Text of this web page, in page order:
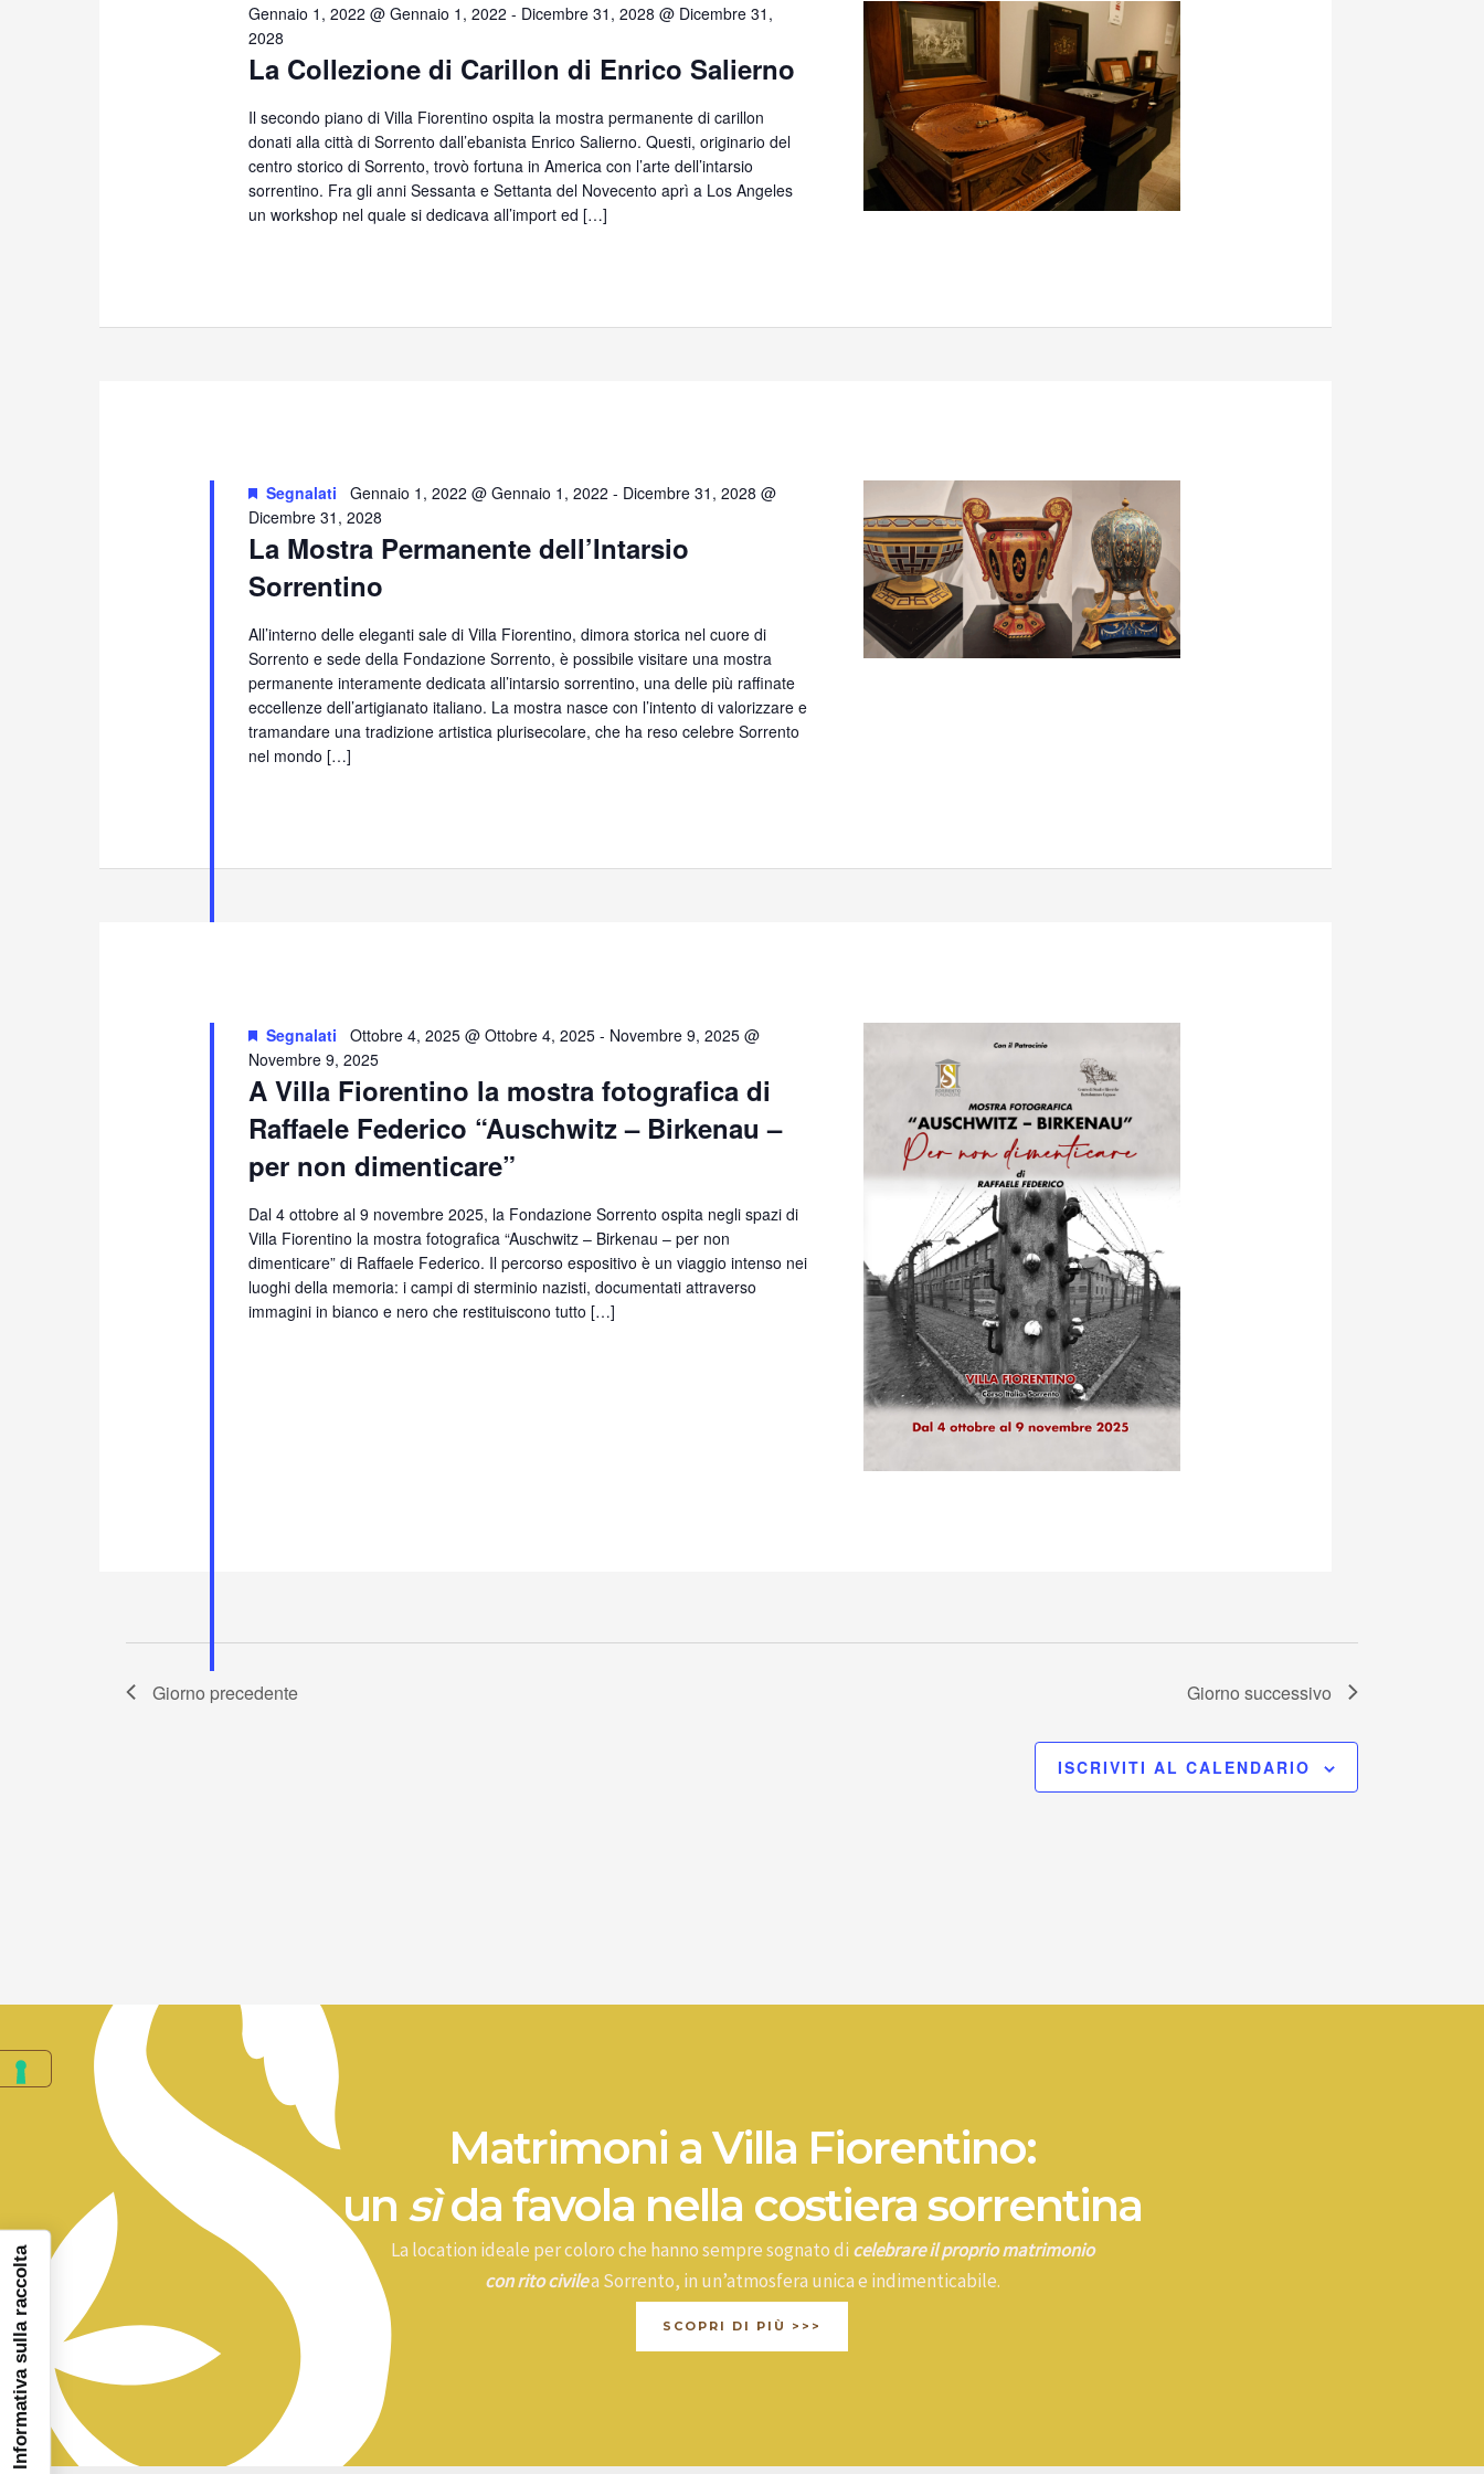
2025La Collezione di Carillon di Enrico Salierno
Gennaio 1, 2022 @ Gennaio 1, 2022 - Dicembre 31, 2028 @ Dicembre 31,
2028
Il secondo piano di Villa Fiorentino ospita la mostra permanente di carillon
donati alla città di Sorrento dall’ebanista Enrico Salierno. Questi, originario del
centro storico di Sorrento, trovò fortuna in America con l’arte dell’intarsio
sorrentino. Fra gli anni Sessanta e Settanta del Novecento aprì a Los Angeles
un workshop nel quale si dedicava all’import ed […]
La Mostra Permanente dell’Intarsio
Sorrentino
Segnalati Gennaio 1, 2022 @ Gennaio 1, 2022 - Dicembre 31, 2028 @
Dicembre 31, 2028
All’interno delle eleganti sale di Villa Fiorentino, dimora storica nel cuore di
Sorrento e sede della Fondazione Sorrento, è possibile visitare una mostra
permanente interamente dedicata all’intarsio sorrentino, una delle più raffinate
eccellenze dell’artigianato italiano. La mostra nasce con l’intento di valorizzare e
tramandare una tradizione artistica plurisecolare, che ha reso celebre Sorrento
nel mondo […]
A Villa Fiorentino la mostra fotografica di
Raffaele Federico “Auschwitz – Birkenau –
per non dimenticare”
Segnalati Ottobre 4, 2025 @ Ottobre 4, 2025 - Novembre 9, 2025 @
Novembre 9, 2025
Dal 4 ottobre al 9 novembre 2025, la Fondazione Sorrento ospita negli spazi di
Villa Fiorentino la mostra fotografica “Auschwitz – Birkenau – per non
dimenticare” di Raffaele Federico. Il percorso espositivo è un viaggio intenso nei
luoghi della memoria: i campi di sterminio nazisti, documentati attraverso
immagini in bianco e nero che restituiscono tutto […]
Giorno precedente Giorno successivo
ISCRIVITI AL CALENDARIO
Matrimoni a Villa Fiorentino:
un sìda favola nella costiera sorrentina
La location ideale per coloro che hanno sempre sognato di celebrare il proprio matrimonio
con rito civilea Sorrento, in un’atmosfera unica e indimenticabile.
SCOPRI DI PIÙ >>>
Informativa sulla raccolta